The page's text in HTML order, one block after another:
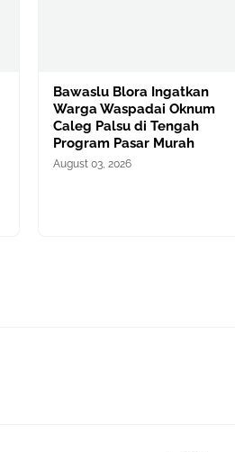
Bawaslu Blora Ingatkan
Warga Waspadai Oknum
Caleg Palsu di Tengah
Program Pasar Murah
August 03, 2026